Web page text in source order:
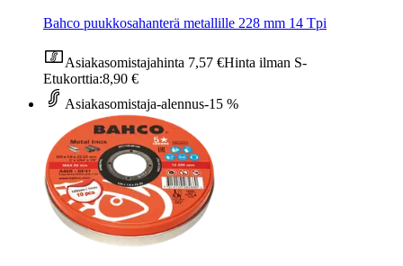
Bahco puukkosahanterä metallille 228 mm 14 Tpi
Asiakasomistajahinta 7,57 €Hinta ilman S-
Etukorttia:8,90 €
Asiakasomistaja-alennus-15 %